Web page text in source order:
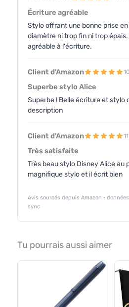
Écriture agréable
Stylo offrant une bonne prise
diamètre ni trop fin ni trop
agréable à l'écriture.
Client d'Amazon
Superbe stylo Alice
Superbe ! Belle écriture et stylo
description
Client d'Amazon
Très satisfaite
Très beau stylo Disney Alice au
magnifique stylo et il écrit bien
Avis sourcés depuis Amazon ·
sync
Tu pourrais aussi aimer